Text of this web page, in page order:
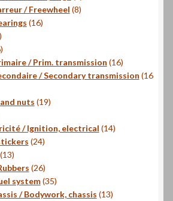
produits
/ Freewheel 88
1616
16
produits/ Prim. transmission 1616
produits
/ Secondary transmission 16
nuts 1919
/ Ignition, electrical 1414
2424
1313
produits
2626
produits
system 3535
produits
/ Bodywork, chassis 1313